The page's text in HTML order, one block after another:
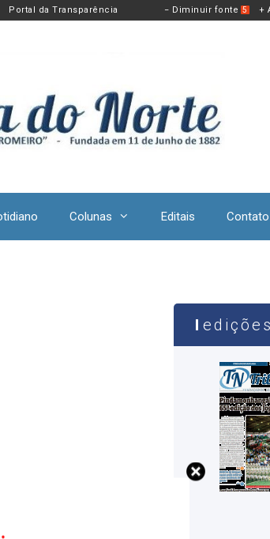
Portal da Transparência − Diminuir fonte 5 +
Colunas Editais Contato